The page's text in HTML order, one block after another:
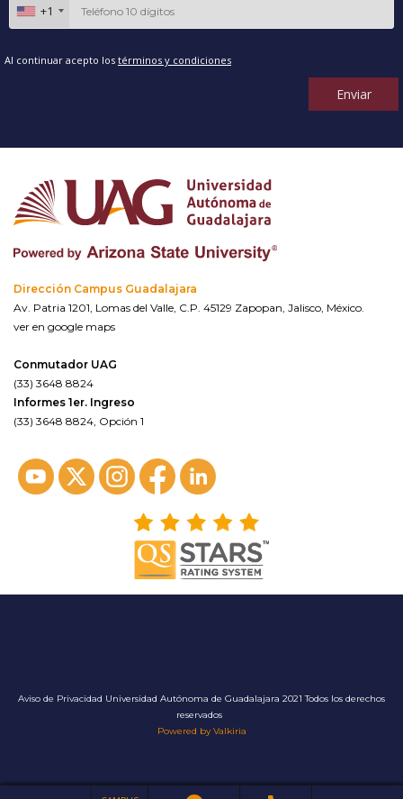
+1
Al continuar acepto los términos y condiciones
Enviar
Dirección Campus Guadalajara
Av. Patria 1201, Lomas del Valle, C.P. 45129 Zapopan, Jalisco, México.
ver en google maps
Conmutador UAG
(33) 3648 8824
Informes 1er. Ingreso
(33) 3648 8824, Opción 1
Aviso de Privacidad Universidad Autónoma de Guadalajara 2021 Todos los derechos
reservados
Powered by Valkiria